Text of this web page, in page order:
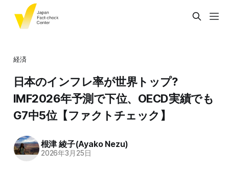
経済
日本のインフレ率が世界トップ?
IMF2026年予測で下位、OECD実績でも
G7中5位【ファクトチェック】
根津 綾子(Ayako Nezu)
2026年3月25日